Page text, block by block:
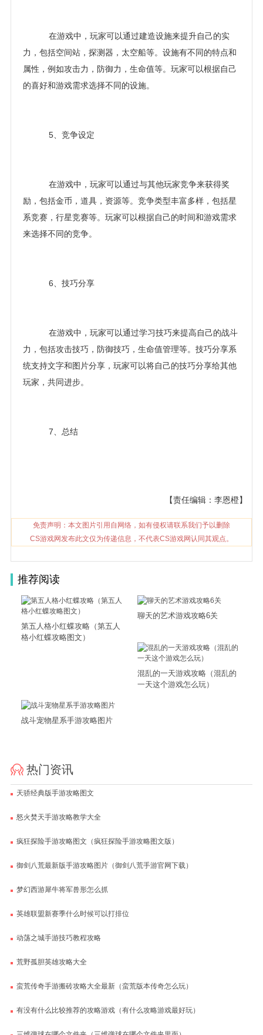
在游戏中，玩家可以通过建造设施来提升自己的实
力，包括空间站，探测器，太空船等。设施有不同的特点和
属性，例如攻击力，防御力，生命值等。玩家可以根据自己
的喜好和游戏需求选择不同的设施。
5、竞争设定
在游戏中，玩家可以通过与其他玩家竞争来获得奖
励，包括金币，道具，资源等。竞争类型丰富多样，包括星
系竞赛，行星竞赛等。玩家可以根据自己的时间和游戏需求
来选择不同的竞争。
6、技巧分享
在游戏中，玩家可以通过学习技巧来提高自己的战斗
力，包括攻击技巧，防御技巧，生命值管理等。技巧分享系
统支持文字和图片分享，玩家可以将自己的技巧分享给其他
玩家，共同进步。
7、总结
【责任编辑：李恩橙】
免责声明：本文图片引用自网络，如有侵权请联系我们予以删除
CS游戏网发布此文仅为传递信息，不代表CS游戏网认同其观点。
推荐阅读
第五人格小红蝶攻略（第五人
格小红蝶攻略图文）
聊天的艺术游戏攻略6关
混乱的一天游戏攻略（混乱的
一天这个游戏怎么玩）
战斗宠物星系手游攻略图片
热门资讯
天骄经典版手游攻略图文
怒火焚天手游攻略教学大全
疯狂探险手游攻略图文（疯狂探险手游攻略图文版）
御剑八荒最新版手游攻略图片（御剑八荒手游官网下载）
梦幻西游犀牛将军兽形怎么抓
英雄联盟新赛季什么时候可以打排位
动荡之城手游技巧教程攻略
荒野孤胆英雄攻略大全
蛮荒传奇手游搬砖攻略大全最新（蛮荒版本传奇怎么玩）
有没有什么比较推荐的攻略游戏（有什么攻略游戏最好玩）